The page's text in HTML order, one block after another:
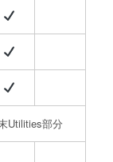
Utilities部分